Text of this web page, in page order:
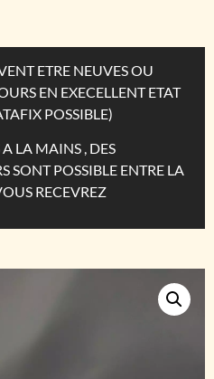
ETRE NEUVES OU
EN EXECELLENT ETAT
POSSIBLE)
A LA MAINS , DES
SONT POSSIBLE ENTRE LA
RECEVREZ